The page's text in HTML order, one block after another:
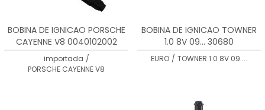
BOBINA DE IGNICAO PORSCHE
CAYENNE V8 0040102002
importada /
PORSCHE CAYENNE V8
BOBINA DE IGNICAO TOWNER
1.0 8V 09... 30680
EURO / TOWNER 1.0 8V 09....